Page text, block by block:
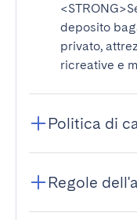
deposito
privato,
ricreative e
Politica di
Regole